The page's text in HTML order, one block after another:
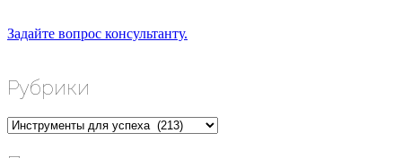
Задайте вопрос консультанту.
Рубрики
Рубрики